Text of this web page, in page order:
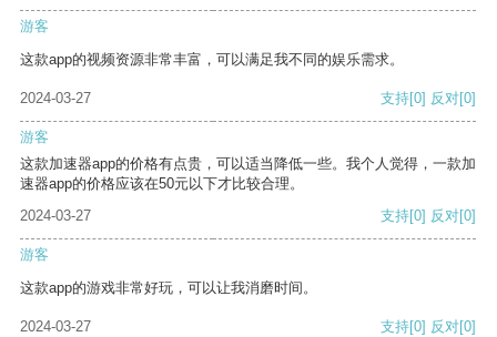
游客
这款app的视频资源非常丰富，可以满足我不同的娱乐需求。
2024-03-27 支持[0] 反对[0]
游客
这款加速器app的价格有点贵，可以适当降低一些。我个人觉得，一款加
速器app的价格应该在50元以下才比较合理。
2024-03-27
支持[0] 反对[0]
游客
这款app的游戏非常好玩，可以让我消磨时间。
2024-03-27 支持[0] 反对[0]